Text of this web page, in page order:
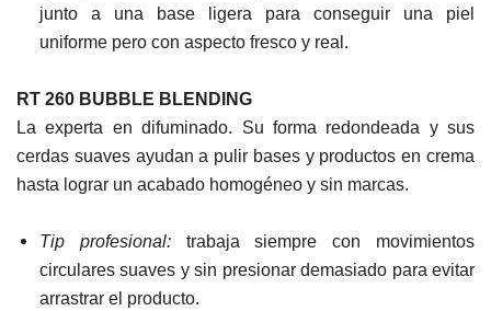
junto a una base ligera para conseguir una piel
uniforme pero con aspecto fresco y real.
RT 260 BUBBLE BLENDING
La experta en difuminado. Su forma redondeada y sus
cerdas suaves ayudan a pulir bases y productos en crema
hasta lograr un acabado homogéneo y sin marcas.
Tip profesional:trabaja siempre con movimientos
circulares suaves y sin presionar demasiado para evitar
arrastrar el producto.